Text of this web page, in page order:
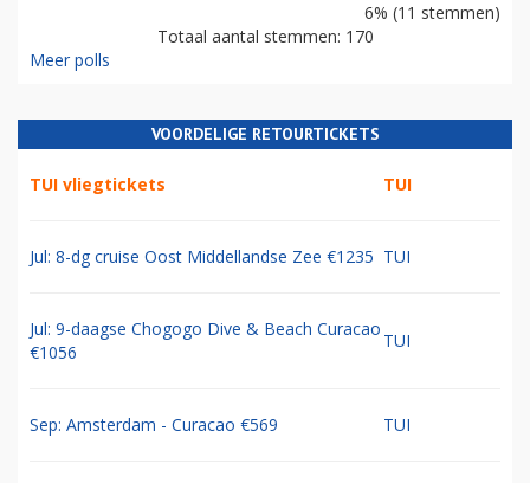
6% (11 stemmen)
Totaal aantal stemmen: 170
Meer polls
VOORDELIGE RETOURTICKETS
TUI vliegtickets TUI
Jul: 8-dg cruise Oost Middellandse Zee €1235 TUI
Jul: 9-daagse Chogogo Dive & Beach Curacao
€1056
TUI
Sep: Amsterdam - Curacao €569 TUI